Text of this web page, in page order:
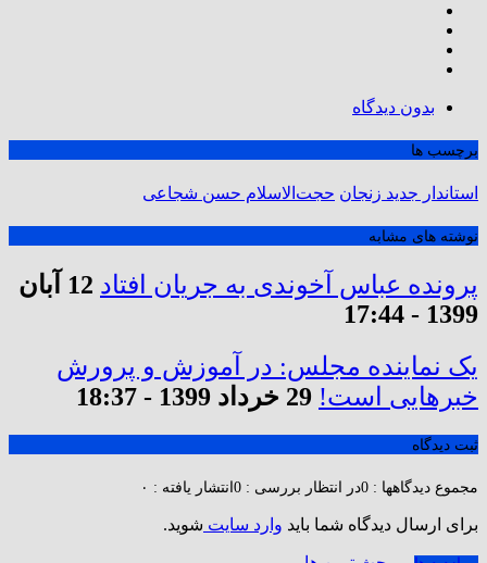
بدون دیدگاه
برچسب ها
استاندار جدید زنجان حجت‌الاسلام حسن شجاعی
نوشته های مشابه
پرونده عباس آخوندی به جریان افتاد
12 آبان
1399 - 17:44
یک نماینده مجلس: در آموزش و پرورش
خبر‌هایی است! 29 خرداد 1399 - 18:37
ثبت دیدگاه
مجموع دیدگاهها : 0 در انتظار بررسی : 0 انتشار یافته : ۰
برای ارسال دیدگاه شما باید وارد سایت شوید.